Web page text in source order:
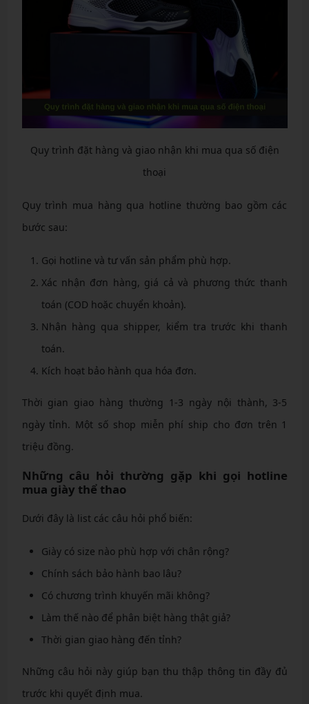
Quy trình đặt hàng và giao nhận khi mua qua số điện
thoại
Quy trình mua hàng qua hotline thường bao gồm các
bước sau:
Gọi hotline và tư vấn sản phẩm phù hợp.
Xác nhận đơn hàng, giá cả và phương thức thanh
toán (COD hoặc chuyển khoản).
Nhận hàng qua shipper, kiểm tra trước khi thanh
toán.
Kích hoạt bảo hành qua hóa đơn.
Thời gian giao hàng thường 1-3 ngày nội thành, 3-5
ngày tỉnh. Một số shop miễn phí ship cho đơn trên 1
triệu đồng.
Những câu hỏi thường gặp khi gọi hotline
mua giày thể thao
Dưới đây là list các câu hỏi phổ biến:
Giày có size nào phù hợp với chân rộng?
Chính sách bảo hành bao lâu?
Có chương trình khuyến mãi không?
Làm thế nào để phân biệt hàng thật giả?
Thời gian giao hàng đến tỉnh?
Những câu hỏi này giúp bạn thu thập thông tin đầy đủ
trước khi quyết định mua.